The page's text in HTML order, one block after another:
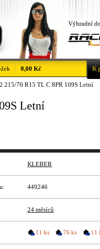
215/70 R15 TL C 8PR 109S Letní
Letní
KLEBER
449246
24 měsíců
11 ks 76 ks 11
Výhradní
0,00 Kč K